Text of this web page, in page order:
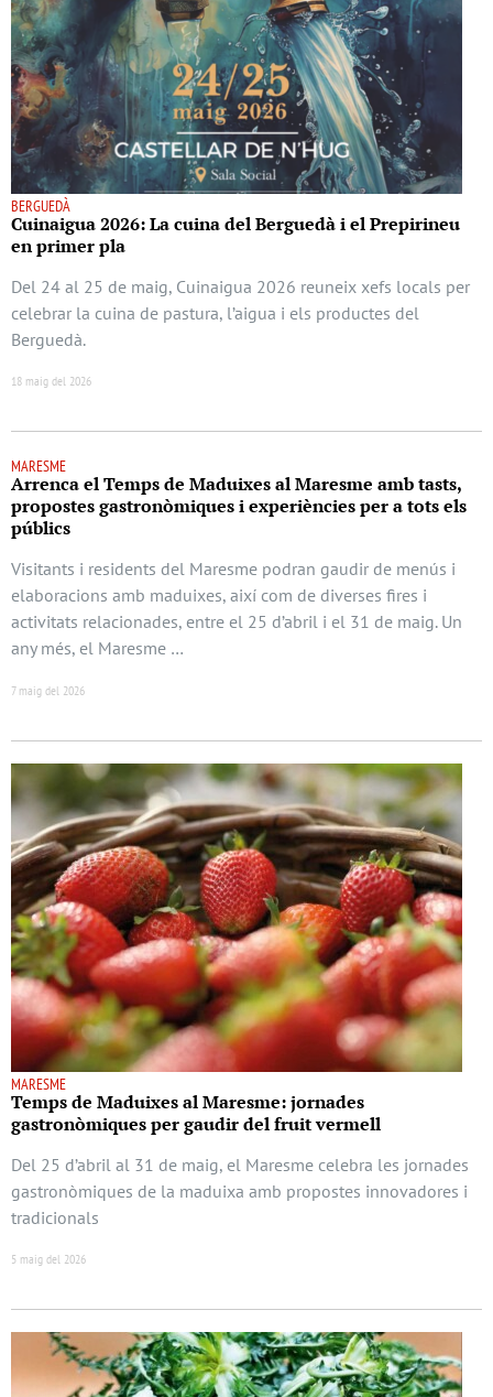
BERGUEDÀ
Cuinaigua 2026: La cuina del Berguedà i el Prepirineu
en primer pla
Del 24 al 25 de maig, Cuinaigua 2026 reuneix xefs locals per
celebrar la cuina de pastura, l’aigua i els productes del
Berguedà.
18 maig del 2026
MARESME
Arrenca el Temps de Maduixes al Maresme amb tasts,
propostes gastronòmiques i experiències per a tots els
públics
Visitants i residents del Maresme podran gaudir de menús i
elaboracions amb maduixes, així com de diverses fires i
activitats relacionades, entre el 25 d’abril i el 31 de maig. Un
any més, el Maresme …
7 maig del 2026
MARESME
Temps de Maduixes al Maresme: jornades
gastronòmiques per gaudir del fruit vermell
Del 25 d’abril al 31 de maig, el Maresme celebra les jornades
gastronòmiques de la maduixa amb propostes innovadores i
tradicionals
5 maig del 2026